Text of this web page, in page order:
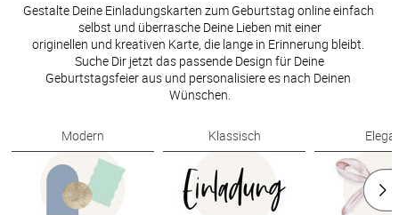
Gestalte Deine Einladungskarten zum Geburtstag online einfach
selbst und überrasche Deine Lieben mit einer
originellen und kreativen Karte, die lange in Erinnerung bleibt.
Suche Dir jetzt das passende Design für Deine
Geburtstagsfeier aus und personalisiere es nach Deinen
Wünschen.
Modern Klassisch